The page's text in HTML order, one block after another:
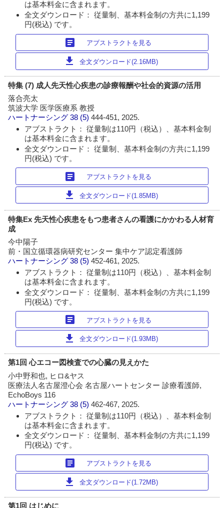
は基本料金に含まれます。
全文ダウンロード： 従量制、基本料金制の方共に1,199
円(税込) です。
article アブストラクトを見る
download 全文ダウンロード(2.16MB)
特集 (7) 成人先天性心疾患の診療報酬や社会的資源の活用
落合亮太
筑波大学 医学医療系 教授
ハートナーシング 38 (5)444-451, 2025.
アブストラクト： 従量制は110円（税込）、基本料金制
は基本料金に含まれます。
全文ダウンロード： 従量制、基本料金制の方共に1,199
円(税込) です。
article アブストラクトを見る
download 全文ダウンロード(1.85MB)
特集Ex 先天性心疾患をもつ患者さんの看護にかかわる人材育
成
今中陽子
前・国立循環器病研究センター 集中ケア認定看護師
ハートナーシング 38 (5)452-461, 2025.
アブストラクト： 従量制は110円（税込）、基本料金制
は基本料金に含まれます。
全文ダウンロード： 従量制、基本料金制の方共に1,199
円(税込) です。
article アブストラクトを見る
download 全文ダウンロード(1.93MB)
第1回 心エコー図検査での心臓の見えかた
小中野和也, ヒロ&ヤス
医療法人名古屋澄心会 名古屋ハートセンター 診療看護師,
EchoBoys 116
ハートナーシング 38 (5)462-467, 2025.
アブストラクト： 従量制は110円（税込）、基本料金制
は基本料金に含まれます。
全文ダウンロード： 従量制、基本料金制の方共に1,199
円(税込) です。
article アブストラクトを見る
download 全文ダウンロード(1.72MB)
第1回 はじめに